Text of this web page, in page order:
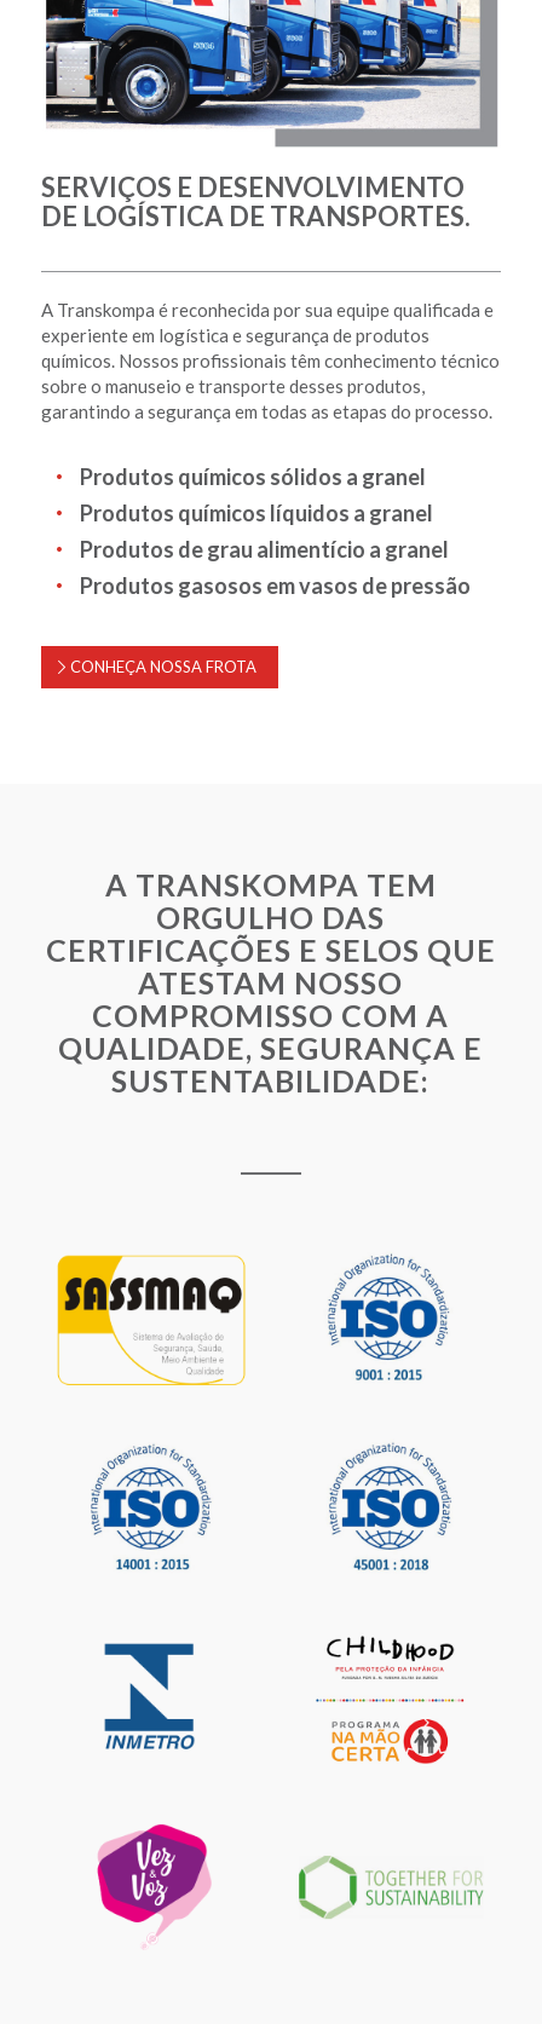
SERVIÇOS E DESENVOLVIMENTO
DE LOGÍSTICA DE TRANSPORTES.
A Transkompa é reconhecida por sua equipe qualificada e
experiente em logística e segurança de produtos
químicos. Nossos profissionais têm conhecimento técnico
sobre o manuseio e transporte desses produtos,
garantindo a segurança em todas as etapas do processo.
Produtos químicos sólidos a granel
Produtos químicos líquidos a granel
Produtos de grau alimentício a granel
Produtos gasosos em vasos de pressão
CONHEÇA NOSSA FROTA
A TRANSKOMPA TEM
ORGULHO DAS
CERTIFICAÇÕES E SELOS QUE
ATESTAM NOSSO
COMPROMISSO COM A
QUALIDADE, SEGURANÇA E
SUSTENTABILIDADE: